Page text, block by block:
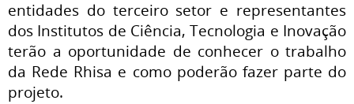
entidades do terceiro setor e representantes
dos Institutos de Ciência, Tecnologia e Inovação
terão a oportunidade de conhecer o trabalho
da Rede Rhisa e como poderão fazer parte do
projeto.